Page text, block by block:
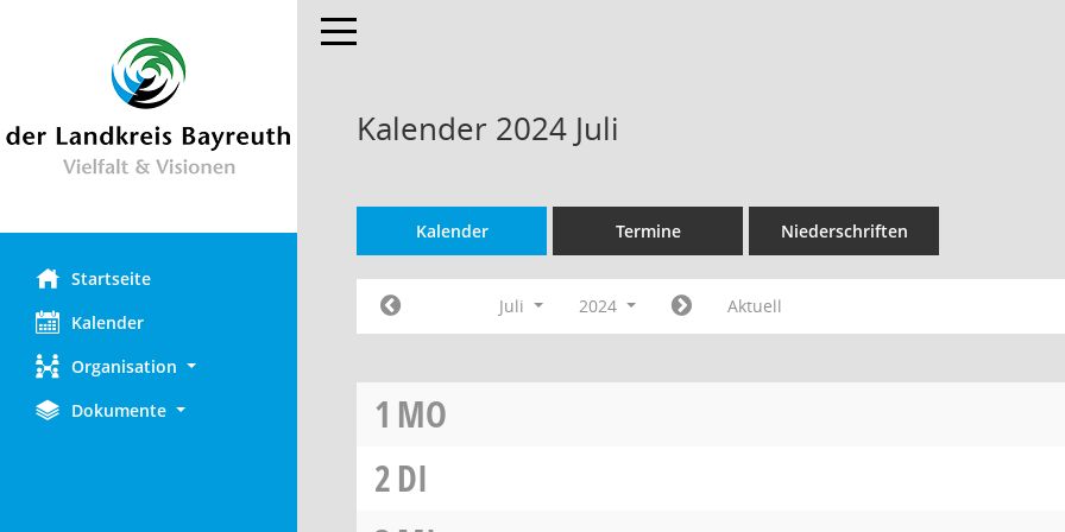
Startseite
Kalender
Organisation
Dokumente
Toggle navigation
Kalender 2024 Juli
Kalender Termine Niederschriften
Juli 2024 Aktuell
1 MO
2DI